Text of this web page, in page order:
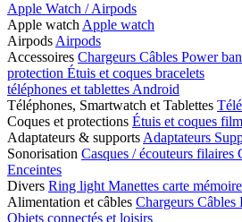
Apple Watch / Airpods
Apple watch Apple watch
Airpods Airpods
Accessoires Chargeurs Câbles Power
protection Étuis et coques bracelets
téléphones et tablettes Android
Téléphones, Smartwatch et Tablettes
Coques et protections Étuis et coques
Adaptateurs & supports Adaptateurs
Sonorisation Casques / écouteurs filaires
Enceintes
Divers Ring light Manettes carte mémoire
Alimentation et câbles Chargeurs Câbles
Objets connectés et loisirs